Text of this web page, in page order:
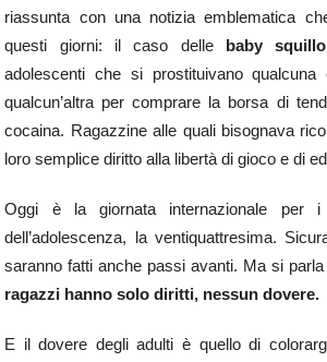
riassunta con una notizia emblematica
questi giorni: il caso dellebaby squillo
adolescenti che si prostituivano qualcuna
qualcun’altra per comprare la borsa di
cocaina. Ragazzine alle quali bisognava
loro semplice diritto alla libertà di gioco e di
Oggi è la giornata internazionale per i
dell’adolescenza, la ventiquattresima.
saranno fatti anche passi avanti. Ma si parla
ragazzi hanno solo diritti, nessun dovere.
E il dovere degli adulti è quello di